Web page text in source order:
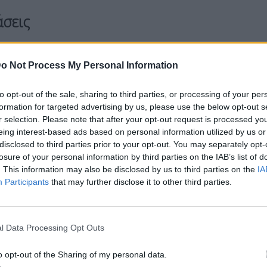
Not Process My Personal Information
opt-out of the sale, sharing to third parties, or processing of your
for targeted advertising by us, please use the below opt-out
selection. Please note that after your opt-out request is processed
interest-based ads based on personal information utilized by us
to third parties prior to your opt-out. You may separately
of your personal information by third parties on the IAB’s list of
This information may also be disclosed by us to third parties on the
Participants that may further disclose it to other third parties.
Data Processing Opt Outs
opt-out of the Sharing of my personal data.
εκτοξεύοντας «τουλάχιστον δώδεκα
που χρησιμοποιεί ο διεθνής
ΗΠΑ στην ιρακινή επικράτεια, ανακοίνωσε το
ακόμη στη φάση «της αποτίμησης των
του Πενταγώνου, Τζόναθαν Χόφμαν, σε
επιβεβαίωσε ότι οι βάσεις οι οποίες
μία στην Αρμπίλ (ιρακινό Κουρδιστάν).